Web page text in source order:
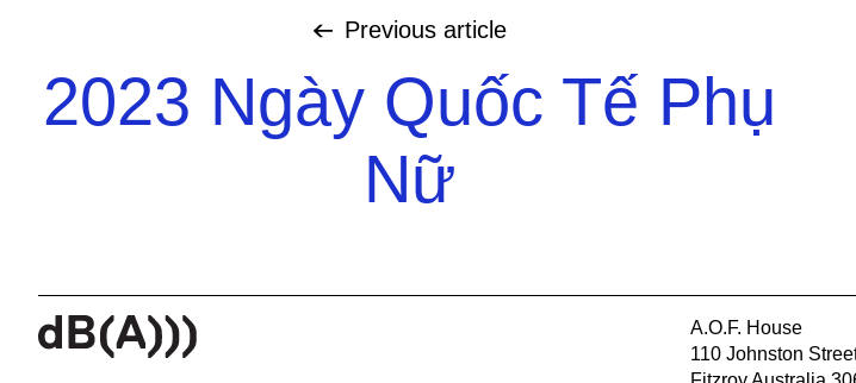
Previous article
2023 Ngày Quốc Tế Phụ
Nữ
A.O.F. House
110 Johnston